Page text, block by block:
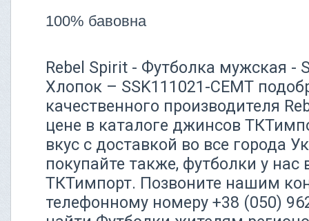
100% бавовна
Rebel Spirit - Футболка мужская -
Хлопок – SSK111021-CEMT
качественного производителя
цене в каталоге джинсов
вкус с доставкой во все города
покупайте также, футболки у
ТКТимпорт. Позвоните нашим
телефонному номеру +38 (050)